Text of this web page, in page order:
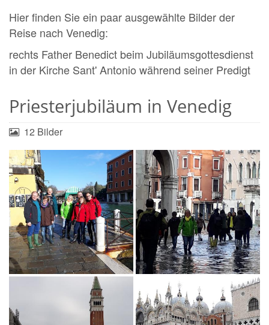
Hier finden Sie ein paar ausgewählte Bilder der
Reise nach Venedig:
rechts Father Benedict beim Jubiläumsgottesdienst
in der Kirche Sant' Antonio während seiner Predigt
Priesterjubiläum in Venedig
12 Bilder